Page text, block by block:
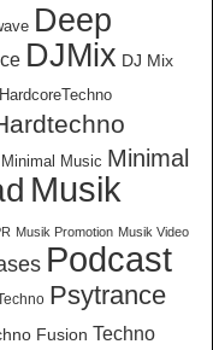
Deep
DJMix DJ Mix
HardcoreTechno
Minimal Music Minimal
Musik
Musik Promotion Musik Video
Podcast
Psytrance
Fusion Techno